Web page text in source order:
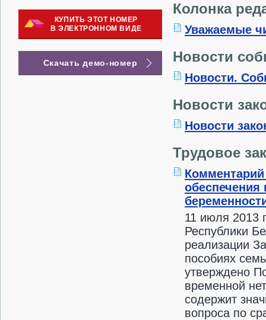
КУПИТЬ ЭТОТ НОМЕР
В ЭЛЕКТРОННОМ ВИДЕ
Скачать демо-номер
Колонка
Уважаемые
Новости
Новости.
Новости
Новости
Трудовое
обеспечения
11 июля 2013
Республики
реализации
пособиях
утверждено
временной
содержит
вопроса по